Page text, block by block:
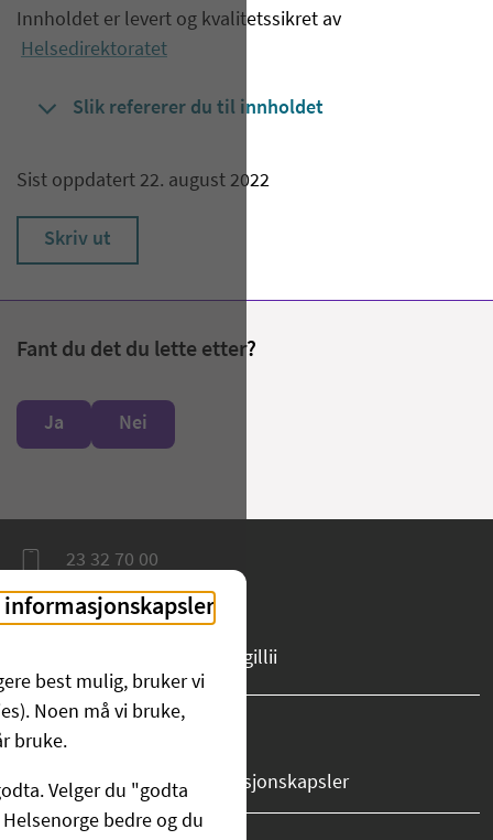
Innholdet er levert og kvalitetssikret av
Helsedirektoratet
Slik refererer du til innholdet
Sist oppdatert 22. august 2022
Skriv ut
Fant du det du lette etter?
Ja Nei